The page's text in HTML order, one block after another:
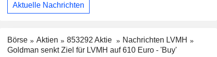
Aktuelle Nachrichten
Börse Aktien 853292 Aktie
Nachrichten LVMH
Goldman senkt Ziel für LVMH auf 610 Euro - 'Buy'